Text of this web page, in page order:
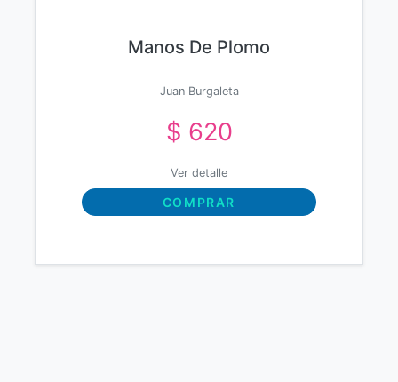
Manos De Plomo
Juan Burgaleta
$ 620
Ver detalle
COMPRAR